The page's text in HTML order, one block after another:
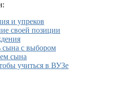
и упреков
своей позиции
с выбором
сына
учиться в ВУЗе